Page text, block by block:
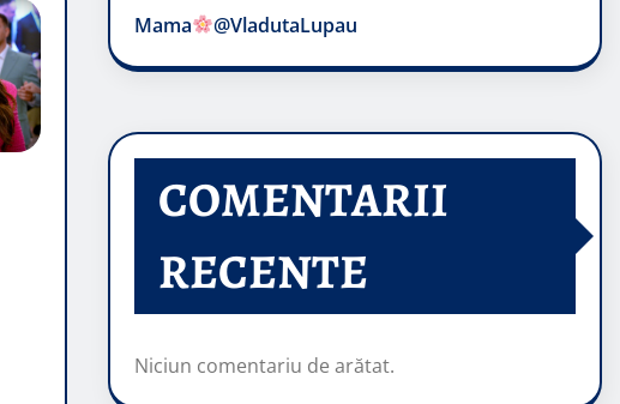
Mama @VladutaLupau
COMENTARII
RECENTE
Niciun comentariu de arătat.